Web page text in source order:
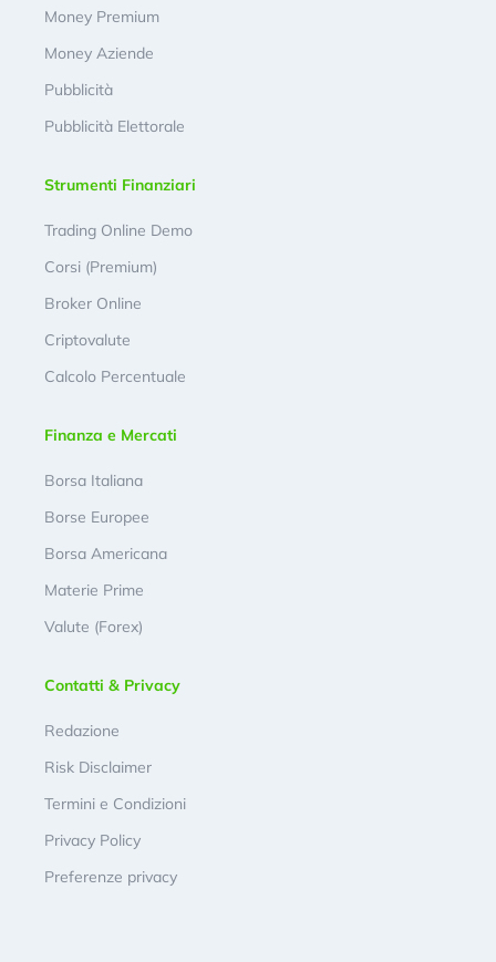
Money Premium
Money Aziende
Pubblicità
Pubblicità Elettorale
Strumenti Finanziari
Trading Online Demo
Corsi (Premium)
Broker Online
Criptovalute
Calcolo Percentuale
Finanza e Mercati
Borsa Italiana
Borse Europee
Borsa Americana
Materie Prime
Valute (Forex)
Contatti & Privacy
Redazione
Risk Disclaimer
Termini e Condizioni
Privacy Policy
Preferenze privacy